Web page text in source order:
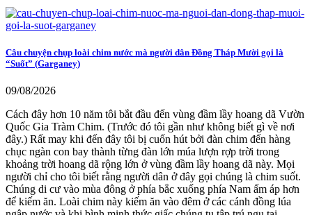
Câu chuyện chụp loài chim nước mà người dân Đồng Tháp Mười gọi là
“Suốt” (Garganey)
09/08/2026
Cách đây hơn 10 năm tôi bắt đầu đến vùng đầm lầy hoang dã Vườn
Quốc Gia Tràm Chim. (Trước đó tôi gần như không biết gì về nơi
đây.) Rất may khi đến đây tôi bị cuốn hút bởi đàn chim đến hàng
chục ngàn con bay thành từng đàn lớn múa lượn rợp trời trong
khoảng trời hoang dã rộng lớn ở vùng đầm lầy hoang dã này. Mọi
người chỉ cho tôi biết rằng người dân ở đây gọi chúng là chim suốt.
Chúng di cư vào mùa đông ở phía bắc xuống phía Nam ấm áp hơn
để kiếm ăn. Loài chim này kiếm ăn vào đêm ở các cánh đồng lúa